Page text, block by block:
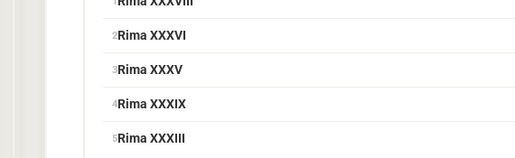
Rima XXXVI
Rima XXXV
Rima XXXIX
Rima XXXIII